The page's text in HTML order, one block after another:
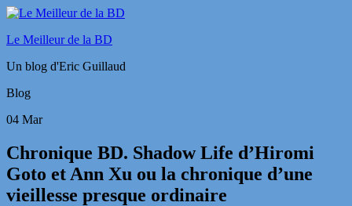
Le Meilleur de la BD
Un blog d'Eric Guillaud
Blog
04 Mar
Chronique BD. Shadow Life d’Hiromi
Goto et Ann Xu ou la chronique d’une
vieillesse presque ordinaire